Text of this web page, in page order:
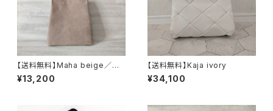
【送料無料】Maha beige／国
産ピッグスエード一枚革のトート
バッグ
¥13,200
【送料無料】Kaja ivory
¥34,100